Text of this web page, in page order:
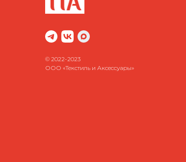
© 2022-2023
ООО «Текстиль и Аксессуары»